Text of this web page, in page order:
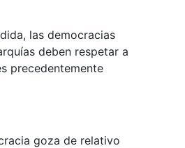
las democracias
deben respetar a
precedentemente
goza de relativo